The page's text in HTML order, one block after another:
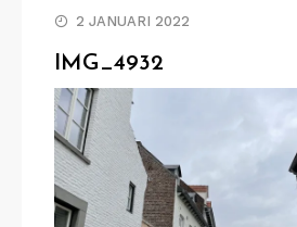
2 JANUARI 2022
IMG_4932